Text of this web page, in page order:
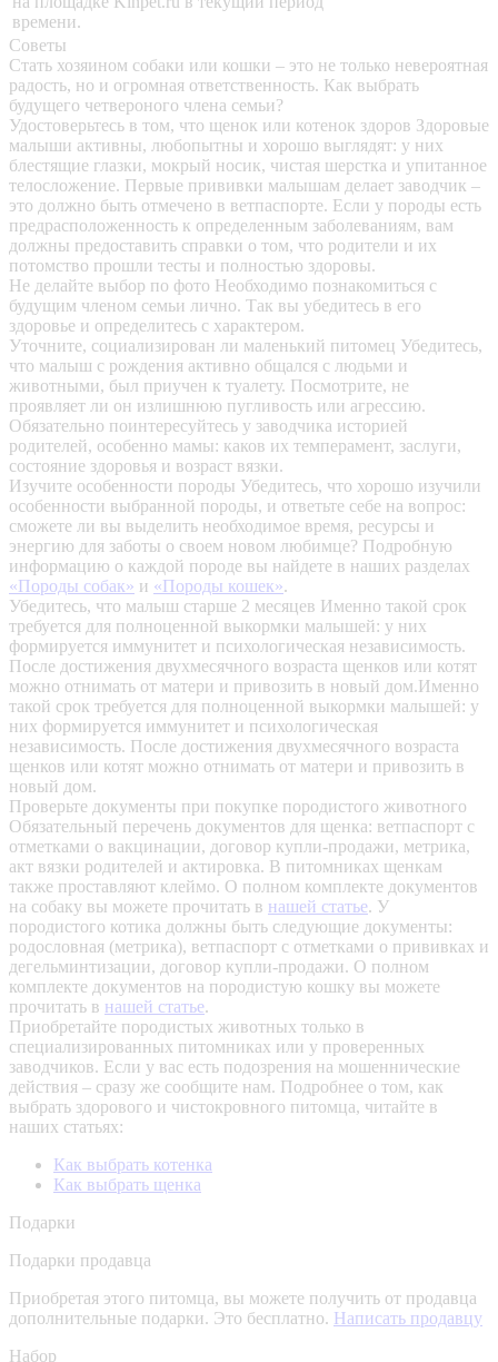
времени.
Советы
Стать хозяином собаки или кошки – это не только невероятная
радость, но и огромная ответственность. Как выбрать
будущего четвероного члена семьи?
Удостоверьтесь в том, что щенок или котенок здоров Здоровые
малыши активны, любопытны и хорошо выглядят: у них
блестящие глазки, мокрый носик, чистая шерстка и упитанное
телосложение. Первые прививки малышам делает заводчик –
это должно быть отмечено в ветпаспорте. Если у породы есть
предрасположенность к определенным заболеваниям, вам
должны предоставить справки о том, что родители и их
потомство прошли тесты и полностью здоровы.
Не делайте выбор по фото Необходимо познакомиться с
будущим членом семьи лично. Так вы убедитесь в его
здоровье и определитесь с характером.
Уточните, социализирован ли маленький питомец Убедитесь,
что малыш с рождения активно общался с людьми и
животными, был приучен к туалету. Посмотрите, не
проявляет ли он излишнюю пугливость или агрессию.
Обязательно поинтересуйтесь у заводчика историей
родителей, особенно мамы: каков их темперамент, заслуги,
состояние здоровья и возраст вязки.
Изучите особенности породы Убедитесь, что хорошо изучили
особенности выбранной породы, и ответьте себе на вопрос:
сможете ли вы выделить необходимое время, ресурсы и
энергию для заботы о своем новом любимце? Подробную
информацию о каждой породе вы найдете в наших разделах
«Породы собак» и «Породы кошек».
Убедитесь, что малыш старше 2 месяцев Именно такой срок
требуется для полноценной выкормки малышей: у них
формируется иммунитет и психологическая независимость.
После достижения двухмесячного возраста щенков или котят
можно отнимать от матери и привозить в новый дом.Именно
такой срок требуется для полноценной выкормки малышей: у
них формируется иммунитет и психологическая
независимость. После достижения двухмесячного возраста
щенков или котят можно отнимать от матери и привозить в
новый дом.
Проверьте документы при покупке породистого животного
Обязательный перечень документов для щенка: ветпаспорт с
отметками о вакцинации, договор купли-продажи, метрика,
акт вязки родителей и актировка. В питомниках щенкам
также проставляют клеймо. О полном комплекте документов
на собаку вы можете прочитать в нашей статье. У
породистого котика должны быть следующие документы:
родословная (метрика), ветпаспорт с отметками о прививках и
дегельминтизации, договор купли-продажи. О полном
комплекте документов на породистую кошку вы можете
прочитать в нашей статье.
Приобретайте породистых животных только в
специализированных питомниках или у проверенных
заводчиков. Если у вас есть подозрения на мошеннические
действия – сразу же сообщите нам. Подробнее о том, как
выбрать здорового и чистокровного питомца, читайте в
наших статьях:
Как выбрать котенка
Как выбрать щенка
Подарки
Подарки продавца
Приобретая этого питомца, вы можете получить от продавца
дополнительные подарки. Это бесплатно. Написать продавцу
Набор